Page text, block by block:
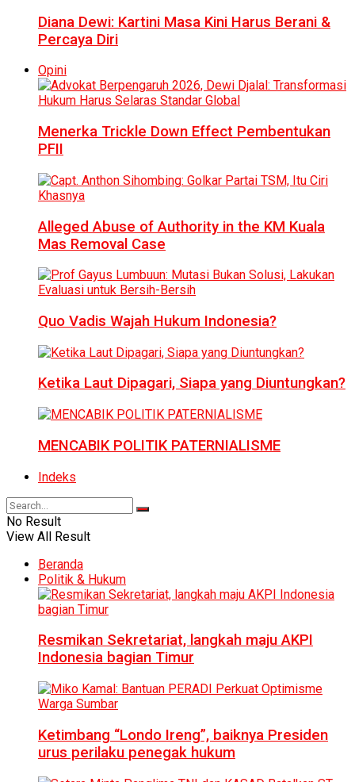
Diana Dewi: Kartini Masa Kini Harus Berani &
Percaya Diri
Opini
Menerka Trickle Down Effect Pembentukan
PFII
Alleged Abuse of Authority in the KM Kuala
Mas Removal Case
Quo Vadis Wajah Hukum Indonesia?
Ketika Laut Dipagari, Siapa yang Diuntungkan?
MENCABIK POLITIK PATERNIALISME
Indeks
No Result
View All Result
Beranda
Politik & Hukum
Resmikan Sekretariat, langkah maju AKPI
Indonesia bagian Timur
Ketimbang “Londo Ireng”, baiknya Presiden
urus perilaku penegak hukum